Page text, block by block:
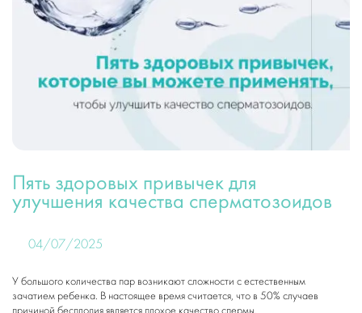
Пять здоровых привычек для
улучшения качества сперматозоидов
04/07/2025
У большого количества пар возникают сложности с естественным
зачатием ребенка. В настоящее время считается, что в 50% случаев
причиной бесплодия является плохое качество спермы.